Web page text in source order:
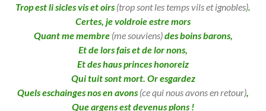
Trop est li sicles vis et oirs (trop sont les temps vils et ignobles).
Certes, je voldroie estre mors
Quant me membre(me souviens)des boins barons,
Et de lors fais et de lor nons,
Et des haus princes honoreiz
Qui tuit sont mort. Or esgardez
Quels eschainges nos en avons (ce qui nous avons en retour),
Que argens est devenus plons !